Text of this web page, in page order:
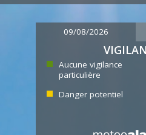
09/08/2026
Aucune vigilance
particulière
Danger potentiel